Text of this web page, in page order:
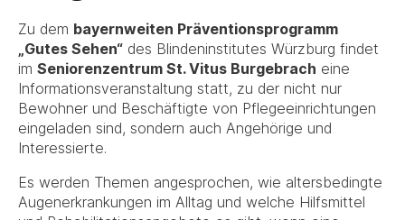
Zu dem bayernweiten Präventionsprogramm
„Gutes Sehen“ des Blindeninstitutes Würzburg findet
im Seniorenzentrum St. Vitus Burgebrach eine
Informationsveranstaltung statt, zu der nicht nur
Bewohner und Beschäftigte von Pflegeeinrichtungen
eingeladen sind, sondern auch Angehörige und
Interessierte.
Es werden Themen angesprochen, wie altersbedingte
Augenerkrankungen im Alltag und welche Hilfsmittel